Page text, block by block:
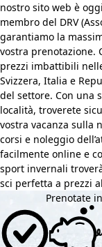
nostro sito web è
membro del DRV
garantiamo la
vostra prenotazione.
prezzi imbattibili
Svizzera, Italia e
del settore. Con una
località, troverete
vostra vacanza sulla
corsi e noleggio
facilmente online e
sport invernali
sci perfetta a prezzi
Prenotate